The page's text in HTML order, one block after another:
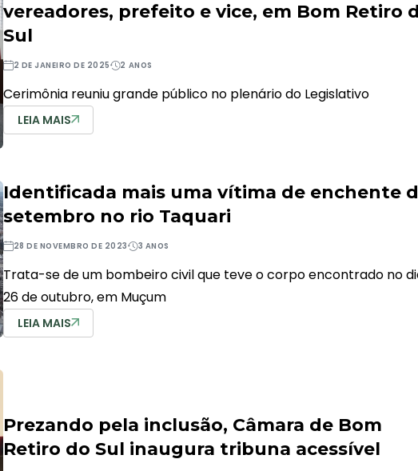
vereadores, prefeito e vice, em Bom Retiro
Sul
2 DE JANEIRO DE 2025 2 ANOS
Cerimônia reuniu grande público no plenário do Legislativo
LEIA MAIS
Identificada mais uma vítima de enchente
setembro no rio Taquari
28 DE NOVEMBRO DE 2023 3 ANOS
Trata-se de um bombeiro civil que teve o corpo encontrado no
26 de outubro, em Muçum
LEIA MAIS
Prezando pela inclusão, Câmara de Bom
Retiro do Sul inaugura tribuna acessível